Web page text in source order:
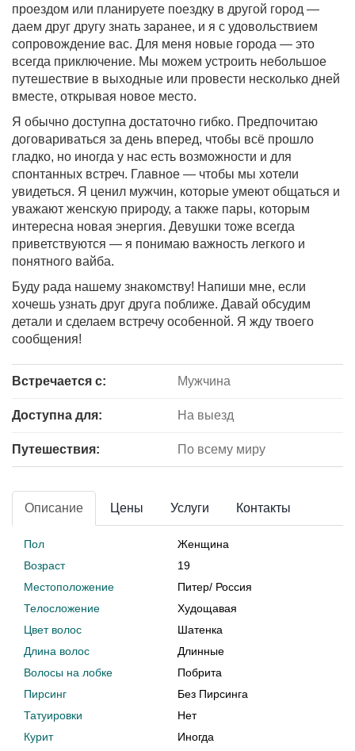
проездом или планируете поездку в другой город —
даем друг другу знать заранее, и я с удовольствием
сопровождение вас. Для меня новые города — это
всегда приключение. Мы можем устроить небольшое
путешествие в выходные или провести несколько дней
вместе, открывая новое место.
Я обычно доступна достаточно гибко. Предпочитаю
договариваться за день вперед, чтобы всё прошло
гладко, но иногда у нас есть возможности и для
спонтанных встреч. Главное — чтобы мы хотели
увидеться. Я ценил мужчин, которые умеют общаться и
уважают женскую природу, а также пары, которым
интересна новая энергия. Девушки тоже всегда
приветствуются — я понимаю важность легкого и
понятного вайба.
Буду рада нашему знакомству! Напиши мне, если
хочешь узнать друг друга поближе. Давай обсудим
детали и сделаем встречу особенной. Я жду твоего
сообщения!
Встречается с: Мужчина
Доступна для: На выезд
Путешествия: По всему миру
Описание Цены Услуги Контакты
Пол
Женщина
Возраст
19
Местоположение
Питер/ Россия
Телосложение
Худощавая
Цвет волос
Шатенка
Длина волос
Длинные
Волосы на лобке
Побрита
Пирсинг
Без Пирсинга
Татуировки
Нет
Курит
Иногда